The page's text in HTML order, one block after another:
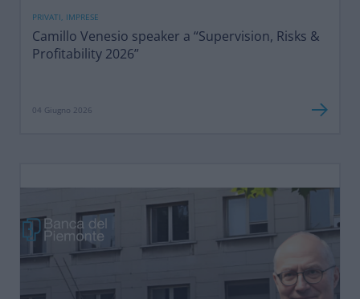
PRIVATI, IMPRESE
Camillo Venesio speaker a “Supervision, Risks &
Profitability 2026”
04 Giugno 2026